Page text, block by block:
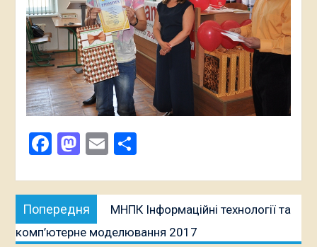
Facebook
Mastodon
EmailПоділитися
Навігація
записів
Попередня
Попередня
публікація:
МНПК Інформаційні технології та
комп’ютерне моделювання 2017